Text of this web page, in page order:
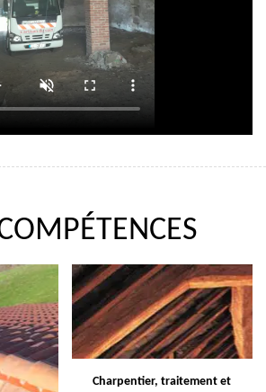
Charpentier, traitement et